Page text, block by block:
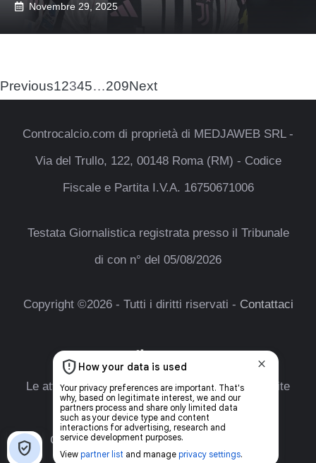
Novembre 29, 2025
Previous12345…209Next
Controcalcio.com di proprietà di MEDJAWEB SRL -
Via del Trullo, 122, 00148 Roma (RM) - Codice
Fiscale e Partita I.V.A. 16750671006
Testata Giornalistica registrata presso il Tribunale
di con n° del 05/08/2026
Copyright ©2026 - Tutti i diritti riservati - Contattaci
Le attività pubblicitarie su questo sito sono gestite
da theCoreAdv
Chi Siamo-Redazione-Privacy Policy